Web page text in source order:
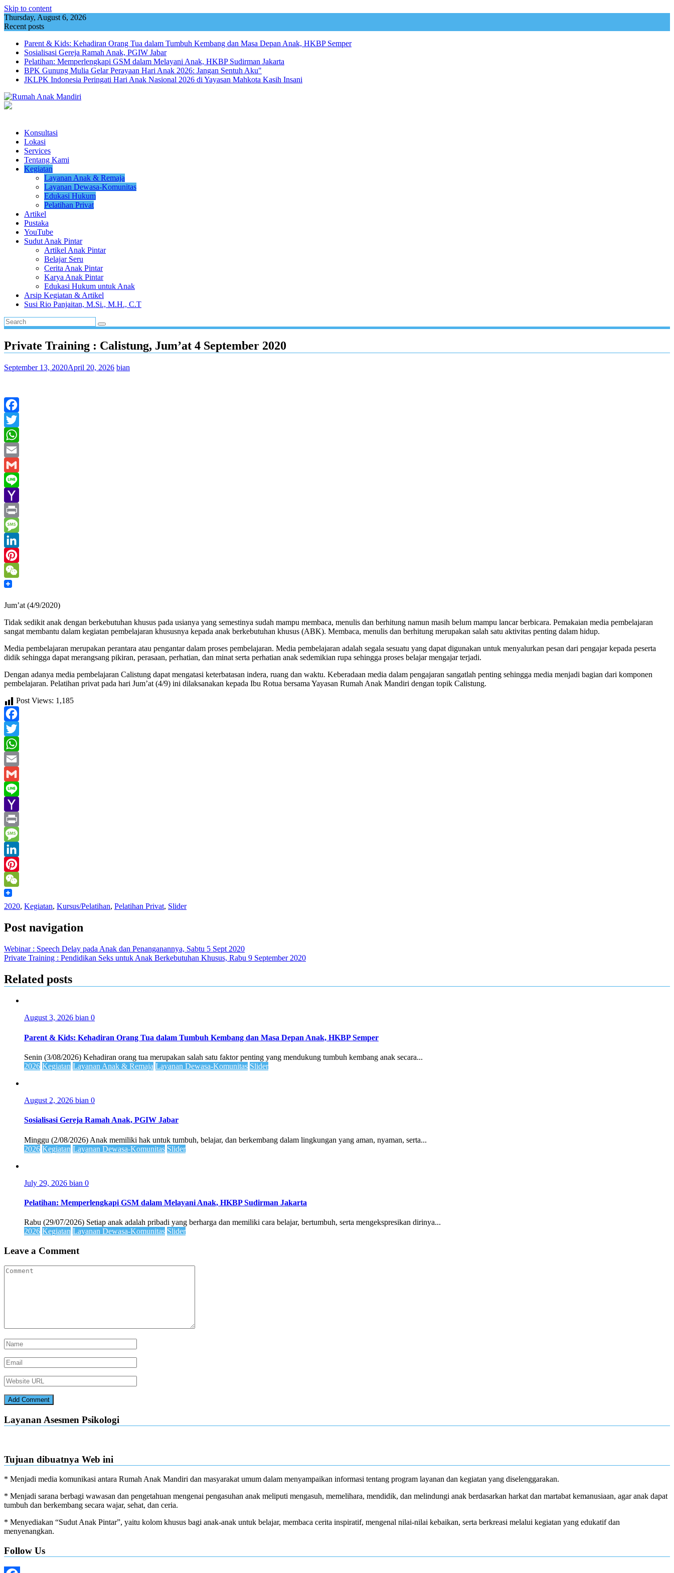
Skip to content
Thursday, August 6, 2026
Recent posts
Parent & Kids: Kehadiran Orang Tua dalam Tumbuh Kembang dan Masa Depan Anak, HKBP Semper
Sosialisasi Gereja Ramah Anak, PGIW Jabar
Pelatihan: Memperlengkapi GSM dalam Melayani Anak, HKBP Sudirman Jakarta
BPK Gunung Mulia Gelar Perayaan Hari Anak 2026: Jangan Sentuh Aku"
JKLPK Indonesia Peringati Hari Anak Nasional 2026 di Yayasan Mahkota Kasih Insani
Konsultasi
Lokasi
Services
Tentang Kami
Kegiatan
Layanan Anak & Remaja
Layanan Dewasa-Komunitas
Edukasi Hukum
Pelatihan Privat
Artikel
Pustaka
YouTube
Sudut Anak Pintar
Artikel Anak Pintar
Belajar Seru
Cerita Anak Pintar
Karya Anak Pintar
Edukasi Hukum untuk Anak
Arsip Kegiatan & Artikel
Susi Rio Panjaitan, M.Si., M.H., C.T
Private Training : Calistung, Jum’at 4 September 2020
September 13, 2020April 20, 2026 bian
Facebook
Twitter
WhatsApp
Email
Gmail
Line
Yahoo
Mail
Print
Message
LinkedIn
Pinterest
WeChat
Jum’at (4/9/2020)
Tidak sedikit anak dengan berkebutuhan khusus pada usianya yang semestinya sudah mampu membaca, menulis dan berhitung namun masih belum mampu lancar berbicara. Pemakaian media pembelajaran
sangat membantu dalam kegiatan pembelajaran khususnya kepada anak berkebutuhan khusus (ABK). Membaca, menulis dan berhitung merupakan salah satu aktivitas penting dalam hidup.
Media pembelajaran merupakan perantara atau pengantar dalam proses pembelajaran. Media pembelajaran adalah segala sesuatu yang dapat digunakan untuk menyalurkan pesan dari pengajar kepada peserta
didik sehingga dapat merangsang pikiran, perasaan, perhatian, dan minat serta perhatian anak sedemikian rupa sehingga proses belajar mengajar terjadi.
Dengan adanya media pembelajaran Calistung dapat mengatasi keterbatasan indera, ruang dan waktu. Keberadaan media dalam pengajaran sangatlah penting sehingga media menjadi bagian dari komponen
pembelajaran. Pelatihan privat pada hari Jum’at (4/9) ini dilaksanakan kepada Ibu Rotua bersama Yayasan Rumah Anak Mandiri dengan topik Calistung.
Post Views: 1,185
Facebook
Twitter
WhatsApp
Email
Gmail
Line
Yahoo
Mail
Print
Message
LinkedIn
Pinterest
WeChat
2020, Kegiatan, Kursus/Pelatihan, Pelatihan Privat, Slider
Post navigation
Webinar : Speech Delay pada Anak dan Penanganannya, Sabtu 5 Sept 2020
Private Training : Pendidikan Seks untuk Anak Berkebutuhan Khusus, Rabu 9 September 2020
Related posts
August 3, 2026 bian 0
Parent & Kids: Kehadiran Orang Tua dalam Tumbuh Kembang dan Masa Depan Anak, HKBP Semper
Senin (3/08/2026) Kehadiran orang tua merupakan salah satu faktor penting yang mendukung tumbuh kembang anak secara...
2026 Kegiatan Layanan Anak & Remaja Layanan Dewasa-Komunitas Slider
August 2, 2026 bian 0
Sosialisasi Gereja Ramah Anak, PGIW Jabar
Minggu (2/08/2026) Anak memiliki hak untuk tumbuh, belajar, dan berkembang dalam lingkungan yang aman, nyaman, serta...
2026 Kegiatan Layanan Dewasa-Komunitas Slider
July 29, 2026 bian 0
Pelatihan: Memperlengkapi GSM dalam Melayani Anak, HKBP Sudirman Jakarta
Rabu (29/07/2026) Setiap anak adalah pribadi yang berharga dan memiliki cara belajar, bertumbuh, serta mengekspresikan dirinya...
2026 Kegiatan Layanan Dewasa-Komunitas Slider
Leave a Comment
Layanan Asesmen Psikologi
Tujuan dibuatnya Web ini
* Menjadi media komunikasi antara Rumah Anak Mandiri dan masyarakat umum dalam menyampaikan informasi tentang program layanan dan kegiatan yang diselenggarakan.
* Menjadi sarana berbagi wawasan dan pengetahuan mengenai pengasuhan anak meliputi mengasuh, memelihara, mendidik, dan melindungi anak berdasarkan harkat dan martabat kemanusiaan, agar anak dapat
tumbuh dan berkembang secara wajar, sehat, dan ceria.
* Menyediakan “Sudut Anak Pintar”, yaitu kolom khusus bagi anak-anak untuk belajar, membaca cerita inspiratif, mengenal nilai-nilai kebaikan, serta berkreasi melalui kegiatan yang edukatif dan
menyenangkan.
Follow Us